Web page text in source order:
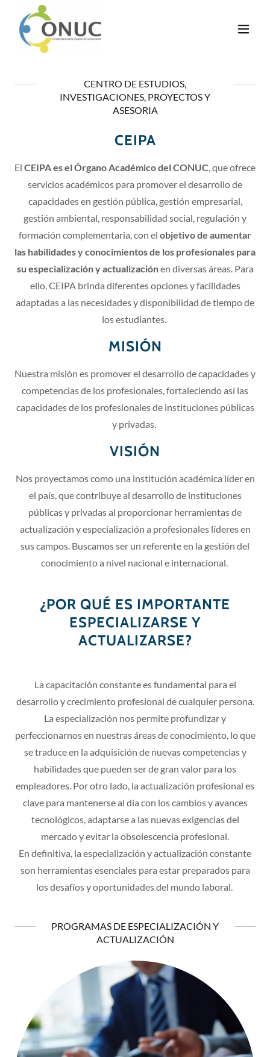
CENTRO DE ESTUDIOS,
INVESTIGACIONES, PROYECTOS Y
ASESORIA
CEIPA
El CEIPA es el Órgano Académico del CONUC, que ofrece
servicios académicos para promover el desarrollo de
capacidades en gestión pública, gestión empresarial,
gestión ambiental, responsabilidad social, regulación y
formación complementaria, con el objetivo de aumentar
las habilidades y conocimientos de los profesionales para
su especialización y actualizaciónen diversas áreas. Para
ello, CEIPA brinda diferentes opciones y facilidades
adaptadas a las necesidades y disponibilidad de tiempo de
los estudiantes.
MISIÓN
Nuestra misión es promover el desarrollo de capacidades y
competencias de los profesionales, fortaleciendo así las
capacidades de los profesionales de instituciones públicas
y privadas.
VISIÓN
Nos proyectamos como una institución académica líder en
el país, que contribuye al desarrollo de instituciones
públicas y privadas al proporcionar herramientas de
actualización y especialización a profesionales líderes en
sus campos. Buscamos ser un referente en la gestión del
conocimiento a nivel nacional e internacional.
¿POR QUÉ ES IMPORTANTE
ESPECIALIZARSE Y
ACTUALIZARSE?
La capacitación constante es fundamental para el
desarrollo y crecimiento profesional de cualquier persona.
La especialización nos permite profundizar y
perfeccionarnos en nuestras áreas de conocimiento, lo que
se traduce en la adquisición de nuevas competencias y
habilidades que pueden ser de gran valor para los
empleadores. Por otro lado, la actualización profesional es
clave para mantenerse al día con los cambios y avances
tecnológicos, adaptarse a las nuevas exigencias del
mercado y evitar la obsolescencia profesional.
En definitiva, la especialización y actualización constante
son herramientas esenciales para estar preparados para
los desafíos y oportunidades del mundo laboral.
PROGRAMAS DE ESPECIALIZACIÓN Y
ACTUALIZACIÓN